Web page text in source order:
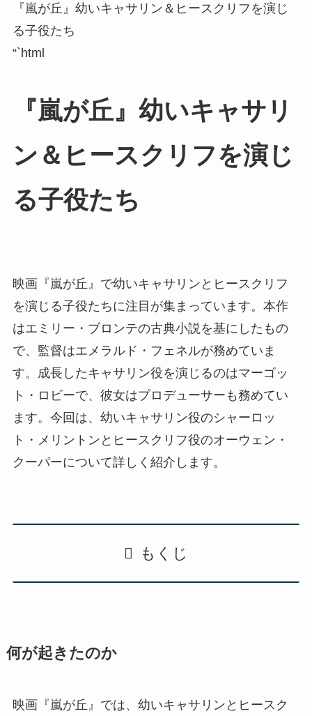
『嵐が丘』幼いキャサリン＆ヒースクリフを演じ
る子役たち
“`html
『嵐が丘』幼いキャサリ
ン＆ヒースクリフを演じ
る子役たち
映画『嵐が丘』で幼いキャサリンとヒースクリフ
を演じる子役たちに注目が集まっています。本作
はエミリー・ブロンテの古典小説を基にしたもの
で、監督はエメラルド・フェネルが務めていま
す。成長したキャサリン役を演じるのはマーゴッ
ト・ロビーで、彼女はプロデューサーも務めてい
ます。今回は、幼いキャサリン役のシャーロッ
ト・メリントンとヒースクリフ役のオーウェン・
クーパーについて詳しく紹介します。
もくじ
何が起きたのか
映画『嵐が丘』では、幼いキャサリンとヒースク